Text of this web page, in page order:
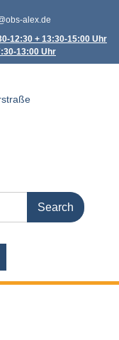
alex.de
12:30 + 13:30-15:00 Uhr
13:00 Uhr